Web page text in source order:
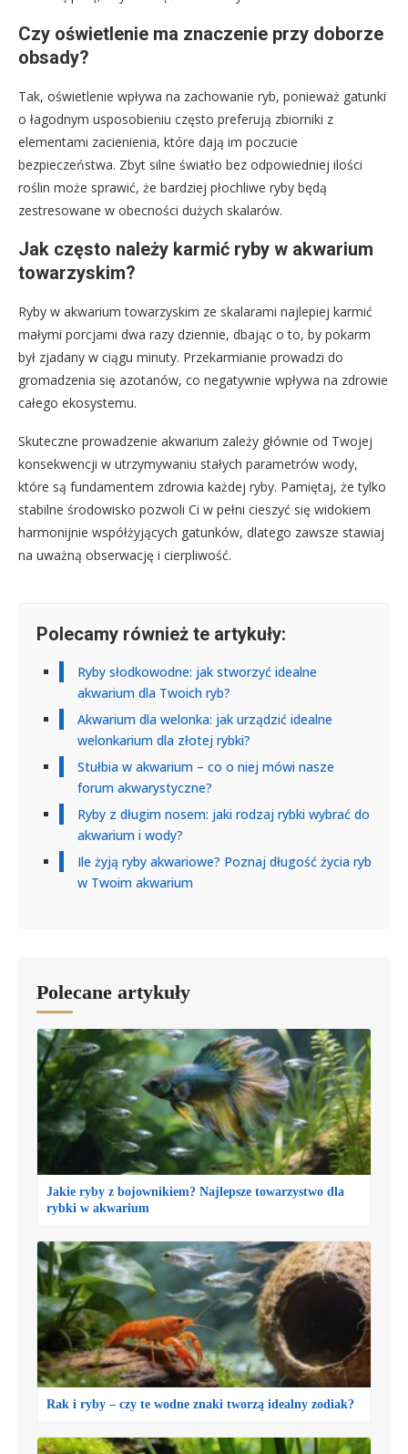
Czy oświetlenie ma znaczenie przy doborze
obsady?
Tak, oświetlenie wpływa na zachowanie ryb, ponieważ gatunki
o łagodnym usposobieniu często preferują zbiorniki z
elementami zacienienia, które dają im poczucie
bezpieczeństwa. Zbyt silne światło bez odpowiedniej ilości
roślin może sprawić, że bardziej płochliwe ryby będą
zestresowane w obecności dużych skalarów.
Jak często należy karmić ryby w akwarium
towarzyskim?
Ryby w akwarium towarzyskim ze skalarami najlepiej karmić
małymi porcjami dwa razy dziennie, dbając o to, by pokarm
był zjadany w ciągu minuty. Przekarmianie prowadzi do
gromadzenia się azotanów, co negatywnie wpływa na zdrowie
całego ekosystemu.
Skuteczne prowadzenie akwarium zależy głównie od Twojej
konsekwencji w utrzymywaniu stałych parametrów wody,
które są fundamentem zdrowia każdej ryby. Pamiętaj, że tylko
stabilne środowisko pozwoli Ci w pełni cieszyć się widokiem
harmonijnie współżyjących gatunków, dlatego zawsze stawiaj
na uważną obserwację i cierpliwość.
Polecamy również te artykuły:
Ryby słodkowodne: jak stworzyć idealne
akwarium dla Twoich ryb?
Akwarium dla welonka: jak urządzić idealne
welonkarium dla złotej rybki?
Stułbia w akwarium – co o niej mówi nasze
forum akwarystyczne?
Ryby z długim nosem: jaki rodzaj rybki wybrać do
akwarium i wody?
Ile żyją ryby akwariowe? Poznaj długość życia ryb
w Twoim akwarium
Polecane artykuły
Jakie ryby z bojownikiem? Najlepsze towarzystwo dla
rybki w akwarium
Rak i ryby – czy te wodne znaki tworzą idealny zodiak?